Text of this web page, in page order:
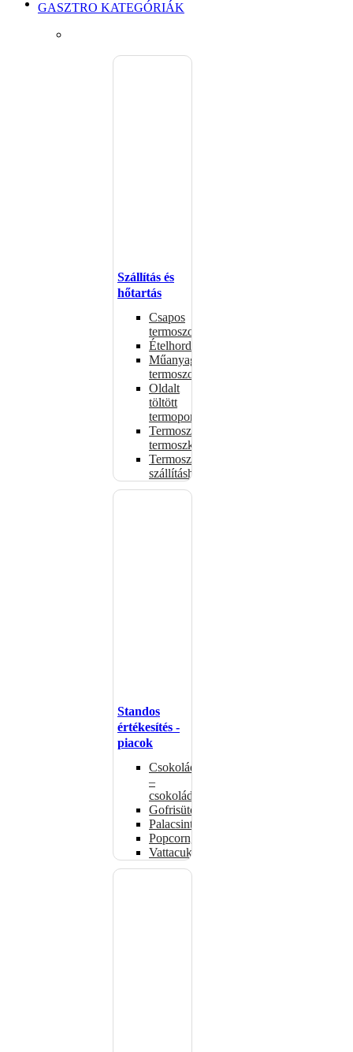
GASZTRO KATEGÓRIÁK
Szállítás és
hőtartás
Csapos
termoszok
Ételhordók
Műanyag
termoszok
Oldalt
töltött
termoportok
Termoszok,
termoszkannák
Termoszsákok
szállításhoz
Standos
értékesítés -
piacok
Csokoládémelegítők
–
csokoládéadagolók
Gofrisütők
Palacsintasütők
Popcorngépek
Vattacukorgép